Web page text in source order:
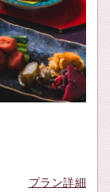
プラン詳細